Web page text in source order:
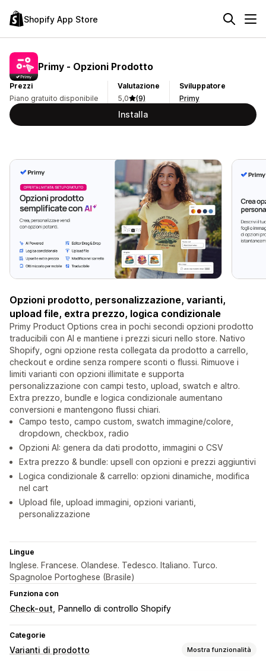
Shopify App Store
Primy ‑ Opzioni Prodotto
Prezzi
Piano gratuito disponibile
Valutazione
5,0
(9)
Sviluppatore
Primy
Installa
Opzioni prodotto, personalizzazione, varianti,
upload file, extra prezzo, logica condizionale
Primy Product Options crea in pochi secondi opzioni prodotto
traducibili con AI e mantiene i prezzi sicuri nello store. Nativo
Shopify, ogni opzione resta collegata da prodotto a carrello,
checkout e ordine senza rompere sconti o flussi. Rimuove i
limiti varianti con opzioni illimitate e supporta
personalizzazione con campi testo, upload, swatch e altro.
Extra prezzo, bundle e logica condizionale aumentano
conversioni e mantengono flussi chiari.
Campo testo, campo custom, swatch immagine/colore,
dropdown, checkbox, radio
Opzioni AI: genera da dati prodotto, immagini o CSV
Extra prezzo & bundle: upsell con opzioni e prezzi aggiuntivi
Logica condizionale & carrello: opzioni dinamiche, modifica
nel cart
Upload file, upload immagini, opzioni varianti,
personalizzazione
Lingue
Inglese. Francese. Olandese. Tedesco. Italiano. Turco.
Spagnoloe Portoghese (Brasile)
Funziona con
Check-out Pannello di controllo Shopify
Categorie
Varianti di prodotto Mostra funzionalità